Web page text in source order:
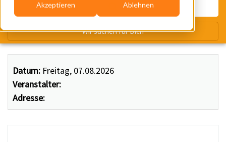
Akzeptieren Ablehnen
Datum: Freitag, 07.08.2026
Veranstalter:
Adresse:
Wir suchen für Dich